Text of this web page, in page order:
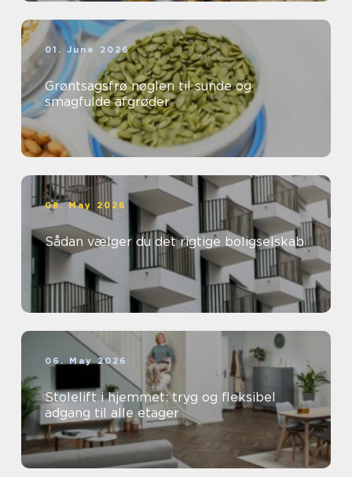
01. June 2026
Grøntsagsfrø nøglen til sunde og
smagfulde afgrøder
08. May 2026
Sådan vælger du det rigtige boligselskab
06. May 2026
Stolelift i hjemmet: tryg og fleksibel
adgang til alle etager